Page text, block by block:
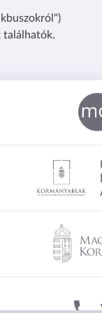
péntek
kedd
találhatók.